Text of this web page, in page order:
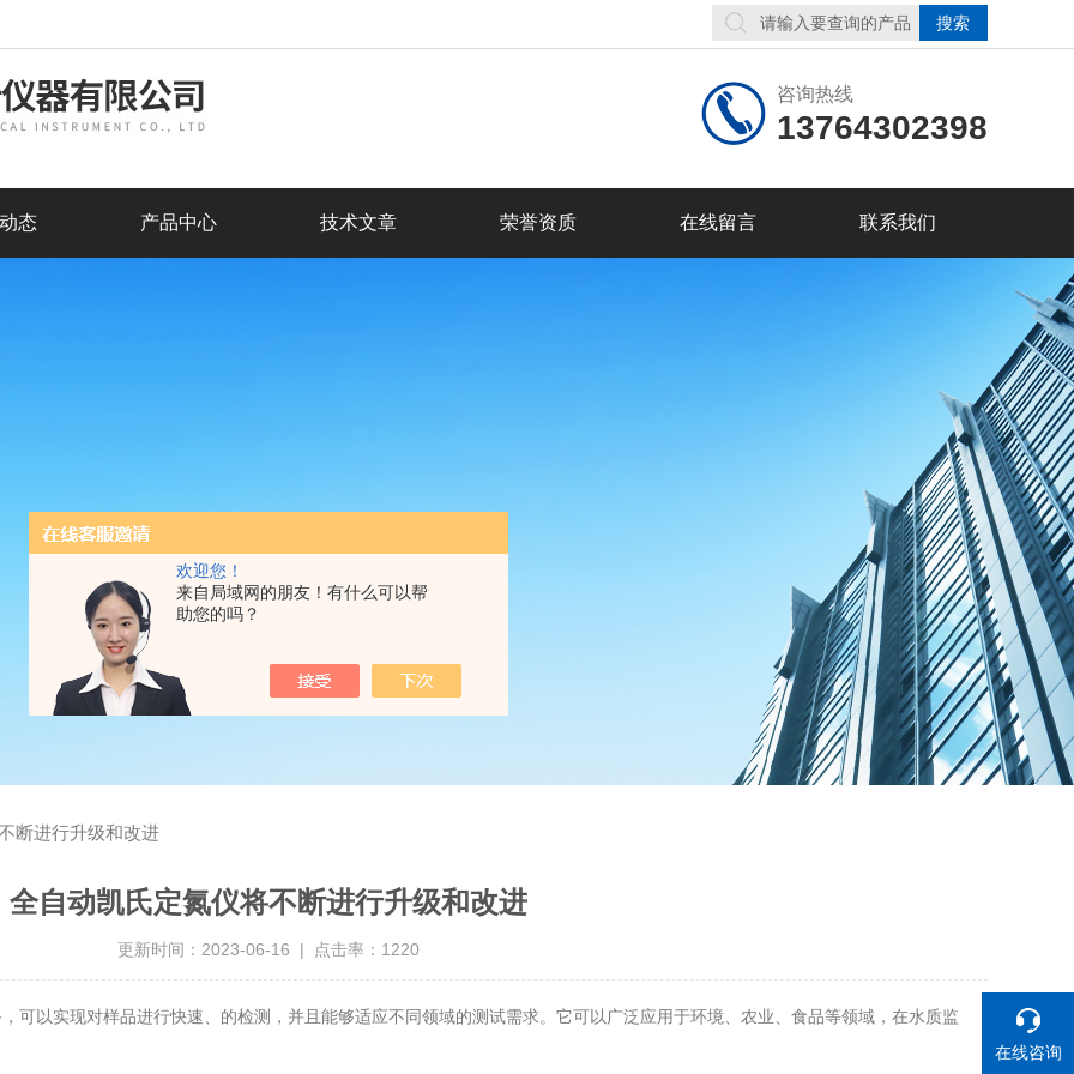
欢迎您！
来自局域网的朋友！有什么可以帮
助您的吗？
咨询热线
13764302398
态 产品中心 技术文章 荣誉资质 在线留言 联系我们
断进行升级和改进
全自动凯氏定氮仪将不断进行升级和改进
更新时间：2023-06-16 | 点击率：1220
可以实现对样品进行快速、的检测，并且能够适应不同领域的测试需求。它可以广泛应用于环境、农业、食品等领域，在水质监
在线咨询